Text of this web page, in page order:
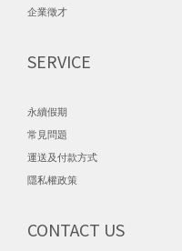
企業徵才
SERVICE
永續假期
常見問題
運送及付款方式
隱私權政策
CONTACT US